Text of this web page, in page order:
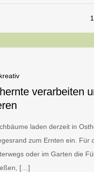
kreativ
verarbeiten
laden derzeit in
zum Ernten ein. Für
oder im Garten die
[…]